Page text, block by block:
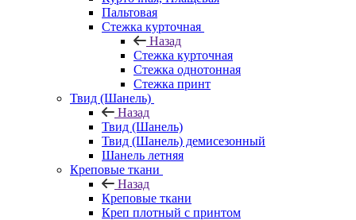
Пальтовая
Стежка курточная
Назад
Стежка курточная
Стежка однотонная
Стежка принт
Твид (Шанель)
Назад
Твид (Шанель)
Твид (Шанель) демисезонный
Шанель летняя
Креповые ткани
Назад
Креповые ткани
Креп плотный с принтом